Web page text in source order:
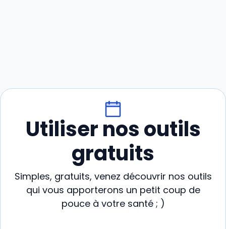
Utiliser nos outils
gratuits
Simples, gratuits, venez découvrir nos outils
qui vous apporterons un petit coup de
pouce à votre santé ; )